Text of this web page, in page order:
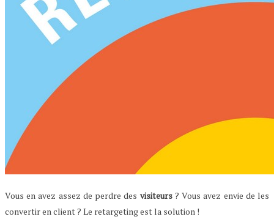
Vous en avez assez de perdre des visiteurs? Vous avez envie de les
convertir en client ? Le retargeting est la solution !